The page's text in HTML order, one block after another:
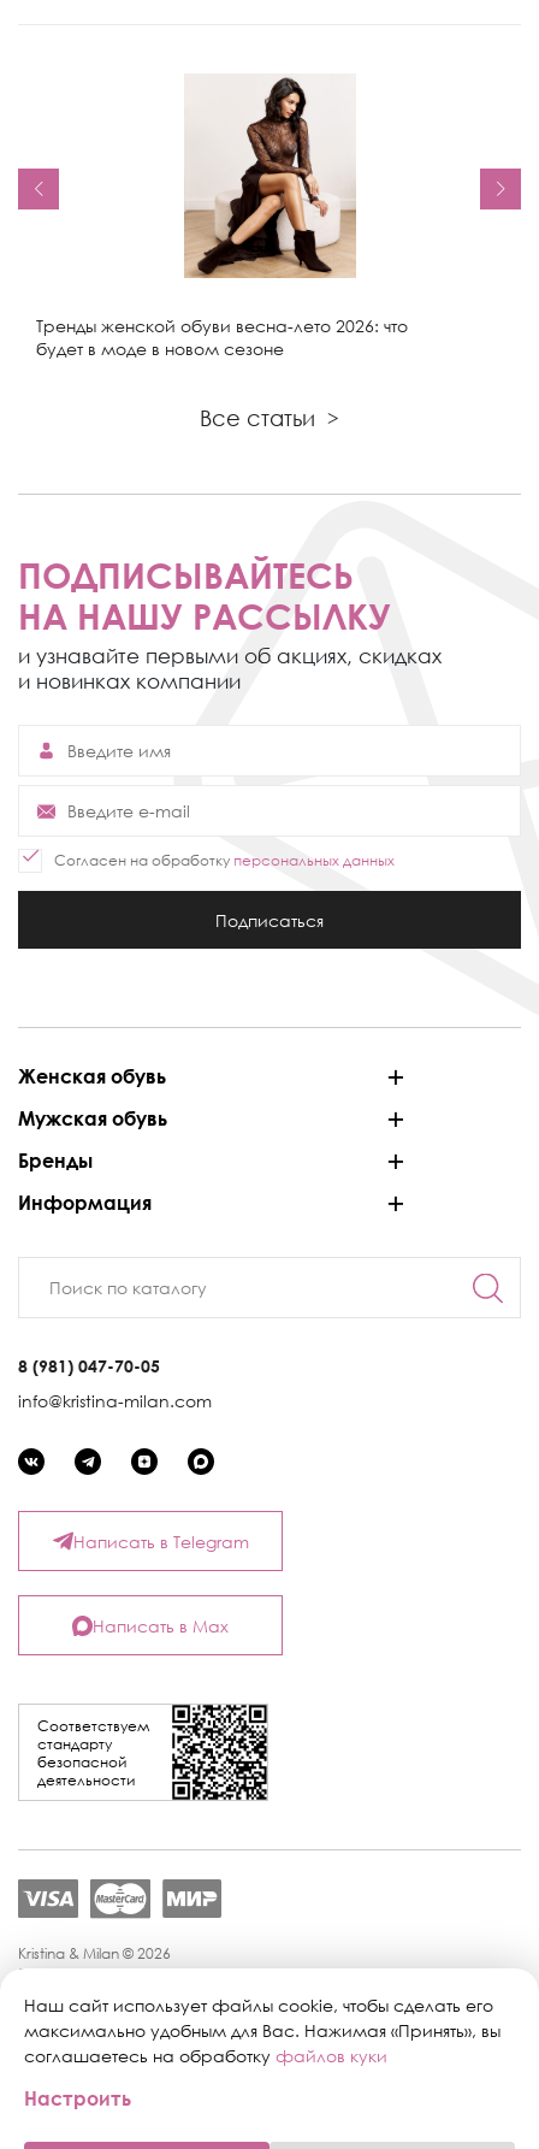
Тренды женской обуви весна-лето 2026: что
будет в моде в новом сезоне
Все статьи >
ПОДПИСЫВАЙТЕСЬ
НА НАШУ РАССЫЛКУ
и узнавайте первыми об акциях, скидках
и новинках компании
Согласен на обработку персональных данных
Подписаться
Женская обувь
Мужская обувь
Бренды
Информация
8 (981) 047-70-05
info@kristina-milan.com
Соответствуем
стандарту
безопасной
деятельности
Написать в Telegram
Написать в Max
Kristina & Milan © 2026
Политика конфиденциальности
Политика обработки персональных данных
Публичная оферта
Персональные настройки файлов cookie
Поддержка сайта:
Наш сайт использует файлы cookie, чтобы сделать его
максимально удобным для Вас. Нажимая «Принять», вы
соглашаетесь на обработку файлов куки
Настроить